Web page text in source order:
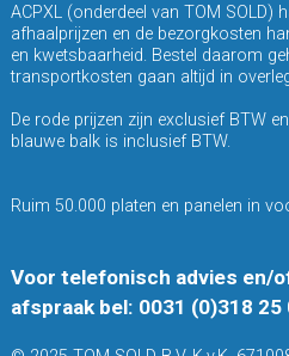
ACPXL (onderdeel van TOM SOLD)
afhaalprijzen en de bezorgkosten
en kwetsbaarheid. Bestel daarom
transportkosten gaan altijd in
De rode prijzen zijn exclusief BTW
blauwe balk is inclusief BTW.
Ruim 50.000 platen en panelen in
Voor telefonisch advies en/
afspraak bel: 0031 (0)318 25